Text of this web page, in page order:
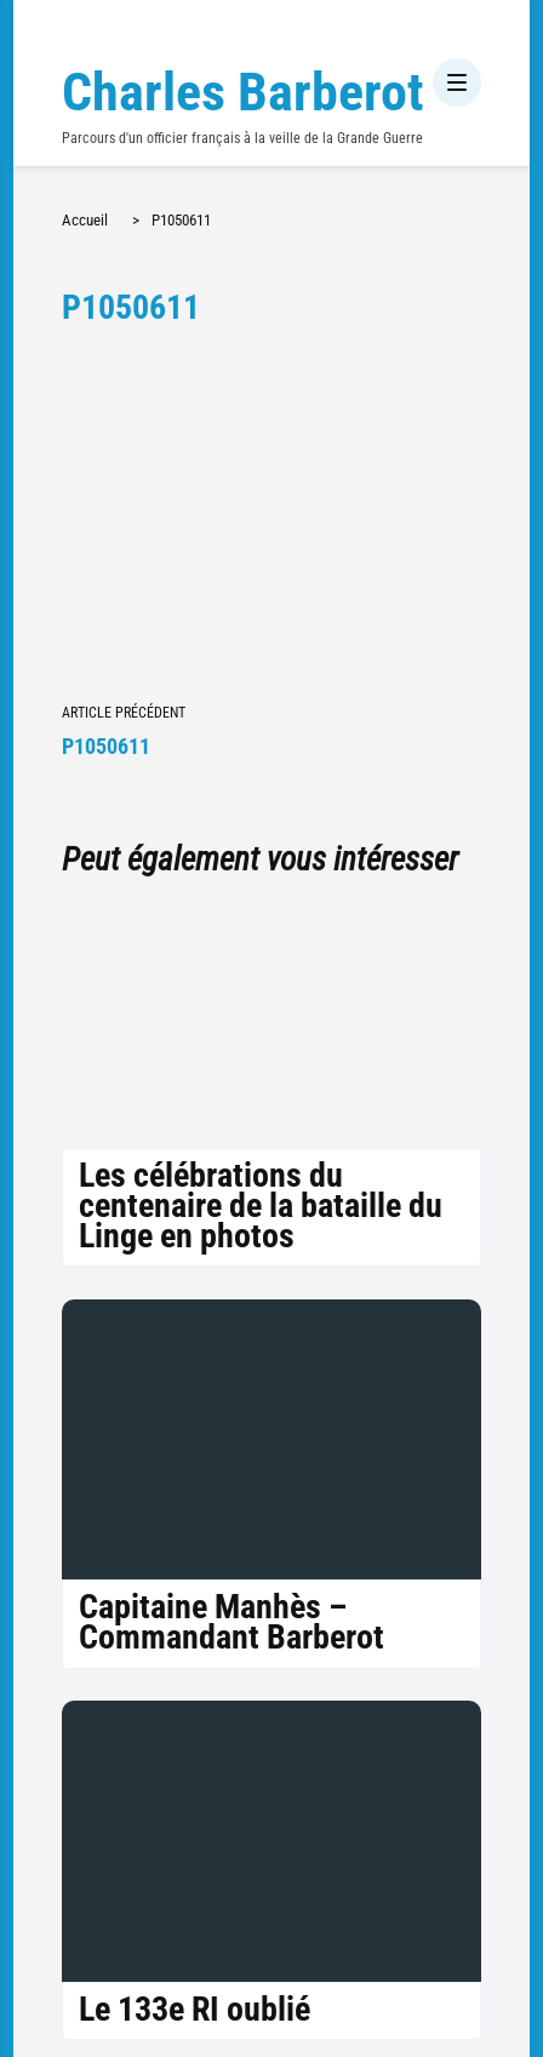
Charles Barberot
Parcours d'un officier français à la veille de la Grande Guerre
Accueil > P1050611
P1050611
Navigation
vers
ARTICLE PRÉCÉDENT
P1050611
Peut également vous intéresser
Les célébrations du
centenaire de la bataille du
Linge en photos
Capitaine Manhès –
Commandant Barberot
Le 133e RI oublié